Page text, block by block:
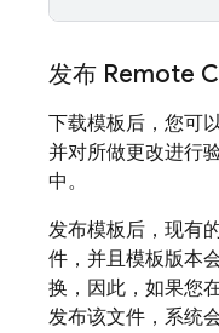
发布 Remote
下载模板后，您可
并对所做更改进行
中。
发布模板后，现有
件，并且模板版本
换，因此，如果您
发布该文件，系统